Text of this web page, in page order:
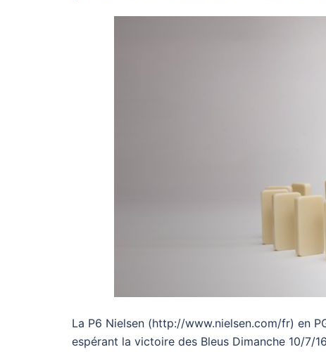
La P6 Nielsen (http://www.nielsen.com/fr) en
espérant la victoire des Bleus Dimanche 10/7/